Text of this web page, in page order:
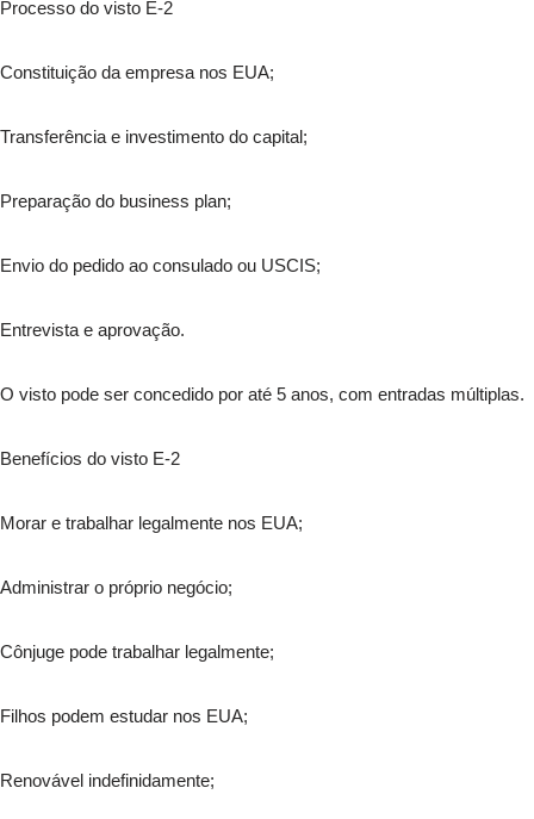
Processo do visto E-2
Constituição da empresa nos EUA;
Transferência e investimento do capital;
Preparação do business plan;
Envio do pedido ao consulado ou USCIS;
Entrevista e aprovação.
O visto pode ser concedido por até 5 anos, com entradas múltiplas.
Benefícios do visto E-2
Morar e trabalhar legalmente nos EUA;
Administrar o próprio negócio;
Cônjuge pode trabalhar legalmente;
Filhos podem estudar nos EUA;
Renovável indefinidamente;